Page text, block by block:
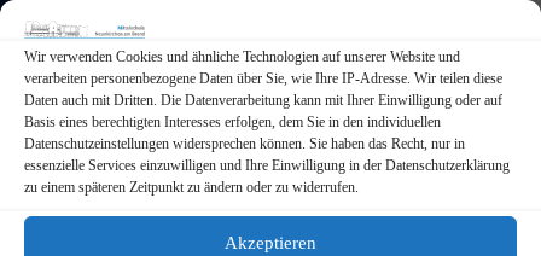
Wir verwenden Cookies und ähnliche Technologien auf unserer Website und
verarbeiten personenbezogene Daten über Sie, wie Ihre IP-Adresse. Wir teilen diese
Daten auch mit Dritten. Die Datenverarbeitung kann mit Ihrer Einwilligung oder auf
Basis eines berechtigten Interesses erfolgen, dem Sie in den individuellen
Datenschutzeinstellungen widersprechen können. Sie haben das Recht, nur in
essenzielle Services einzuwilligen und Ihre Einwilligung in der Datenschutzerklärung
zu einem späteren Zeitpunkt zu ändern oder zu widerrufen.
Akzeptieren